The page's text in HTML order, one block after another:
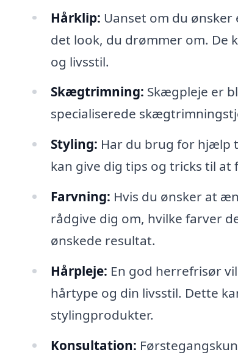
Hårklip: Uanset om du
det look, du drømmer om. De
og livsstil.
Skægtrimning: Skægpleje er
specialiserede
Styling: Har du brug for hjælp
kan give dig tips og tricks til
Farvning: Hvis du ønsker at
rådgive dig om, hvilke farver
ønskede resultat.
Hårpleje: En god herrefrisør
hårtype og din livsstil. Dette
stylingprodukter.
Konsultation: